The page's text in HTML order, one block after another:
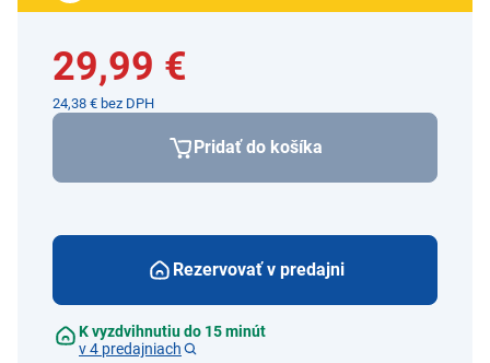
29,99 €
24,38 € bez DPH
Pridať do košíka
Rezervovať v predajni
K vyzdvihnutiu do 15 minút
v 4 predajniach